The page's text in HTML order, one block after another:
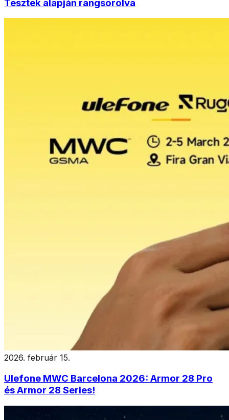
Tesztek alapján rangsorolva
2026. február 15.
Ulefone MWC Barcelona 2026: Armor 28 Pro
és Armor 28 Series!